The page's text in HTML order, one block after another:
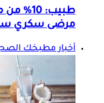
طبيب:
مرضى سكري
أخبار مطبخك